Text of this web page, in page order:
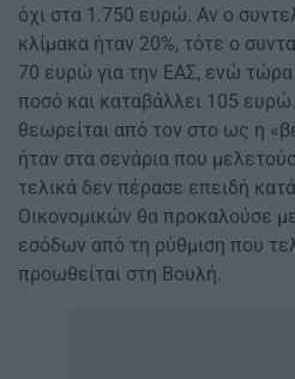
όχι στα 1.750 ευρώ. Αν ο
κλίμακα ήταν 20%, τότε ο
70 ευρώ για την ΕΑΣ, ενώ
ποσό και καταβάλλει 105
θεωρείται από τον στο ως η
ήταν στα σενάρια που
τελικά δεν πέρασε επειδή
Οικονομικών θα προκαλούσε
εσόδων από τη ρύθμιση που
προωθείται στη Βουλή.